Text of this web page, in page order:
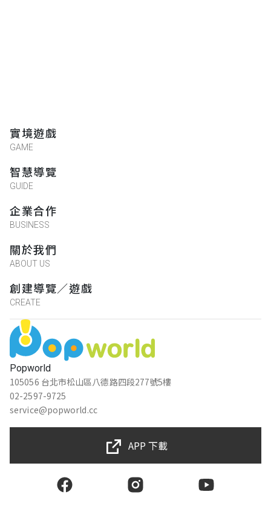
Popworld
105056 台北市松山區八德路四段277號5樓
02-2597-9725
service@popworld.cc
實境遊戲
GAME
智慧導覽
GUIDE
企業合作
BUSINESS
關於我們
ABOUT US
創建導覽／遊戲
CREATE
APP 下載